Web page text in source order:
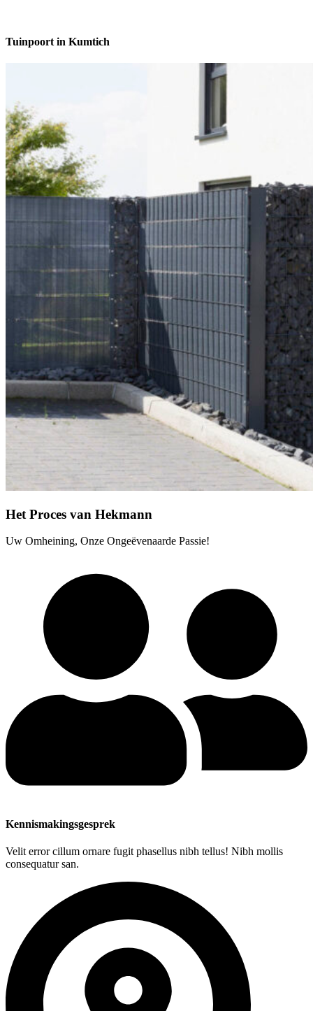
Tuinpoort in Kumtich
Het Proces van Hekmann
Uw Omheining, Onze Ongeëvenaarde Passie!
Kennismakingsgesprek
Velit error cillum ornare fugit phasellus nibh tellus! Nibh mollis
consequatur san.